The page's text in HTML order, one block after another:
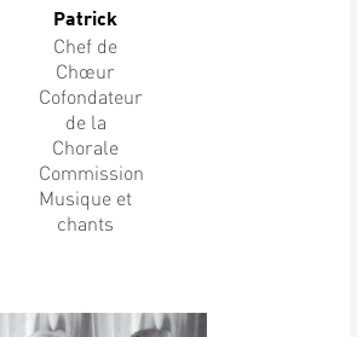
Patrick
Chef de
Chœur
Cofondateur
de la
Chorale
Commission
Musique et
chants